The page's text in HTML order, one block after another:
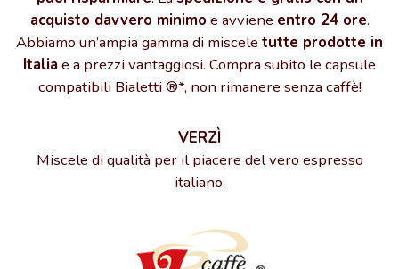
acquisto davvero minimo e avviene entro 24 ore.
Abbiamo un’ampia gamma di miscele tutte prodotte in
Italiae a prezzi vantaggiosi. Compra subito le capsule
compatibili Bialetti ®*, non rimanere senza caffè!
VERZÌ
Miscele di qualità per il piacere del vero espresso
italiano.